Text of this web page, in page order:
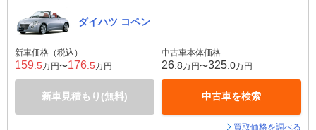
ダイハツ コペン
新車価格（税込）
159 .5万円〜176 .5万円
新車見積もり(無料)
中古車本体価格
26 .8万円〜325 .0万円
中古車を検索
買取価格を調べる